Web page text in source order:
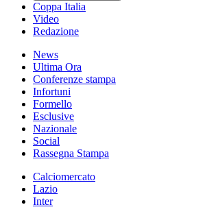
Coppa Italia
Video
Redazione
News
Ultima Ora
Conferenze stampa
Infortuni
Formello
Esclusive
Nazionale
Social
Rassegna Stampa
Calciomercato
Lazio
Inter